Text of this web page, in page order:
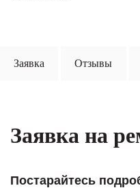
Заявка Отзывы
Заявка на
Постарайтесь